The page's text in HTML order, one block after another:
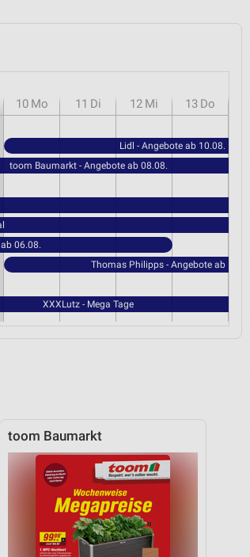
10 Mo 11 Di 12 Mi 13 Do
Lidl - Angebote ab 10.08.
toom Baumarkt - Angebote ab 08.08.
06.08.
Thomas Philipps - Angebote ab 10.08.
XXXLutz - Mega Tage
toom Baumarkt